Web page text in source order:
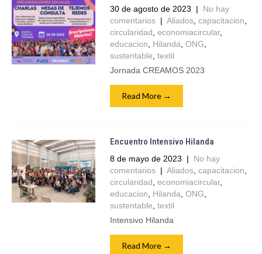
30 de agosto de 2023 | No hay
comentarios | Aliados, capacitacion
circularidad economiacircular,
educacion
Hilanda ONG
sustentable textil
Jornada CREAMOS 2023
Read More →
Encuentro Intensivo Hilanda
8 de mayo de 2023 | No hay
comentarios | Aliados, capacitacion
circularidad economiacircular,
educacion
Hilanda ONG
sustentable textil
Intensivo Hilanda
Read More →